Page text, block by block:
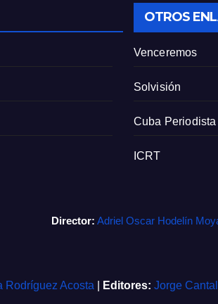
OTROS
Venceremos
Solvisión
Cuba Periodista
ICRT
Director: Adriel Oscar Hodelín
Rodríguez Acosta Editores: Jorge